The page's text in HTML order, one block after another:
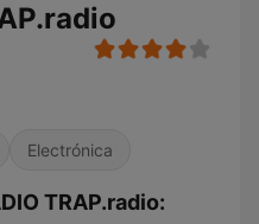
Electrónica
TRAP.radio: